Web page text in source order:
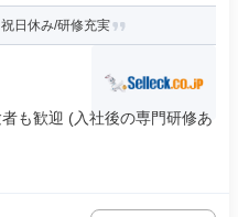
日休み/研修充実
も歓迎 (入社後の専門研修あ